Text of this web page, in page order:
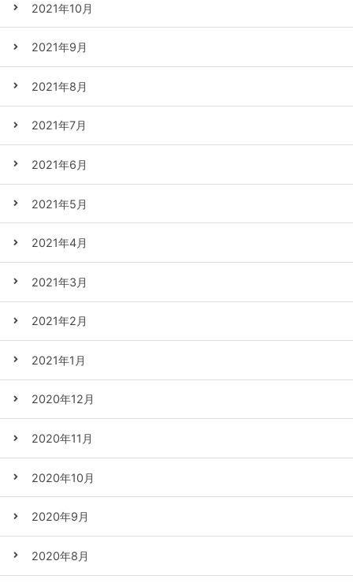
2021年10月
2021年9月
2021年8月
2021年7月
2021年6月
2021年5月
2021年4月
2021年3月
2021年2月
2021年1月
2020年12月
2020年11月
2020年10月
2020年9月
2020年8月